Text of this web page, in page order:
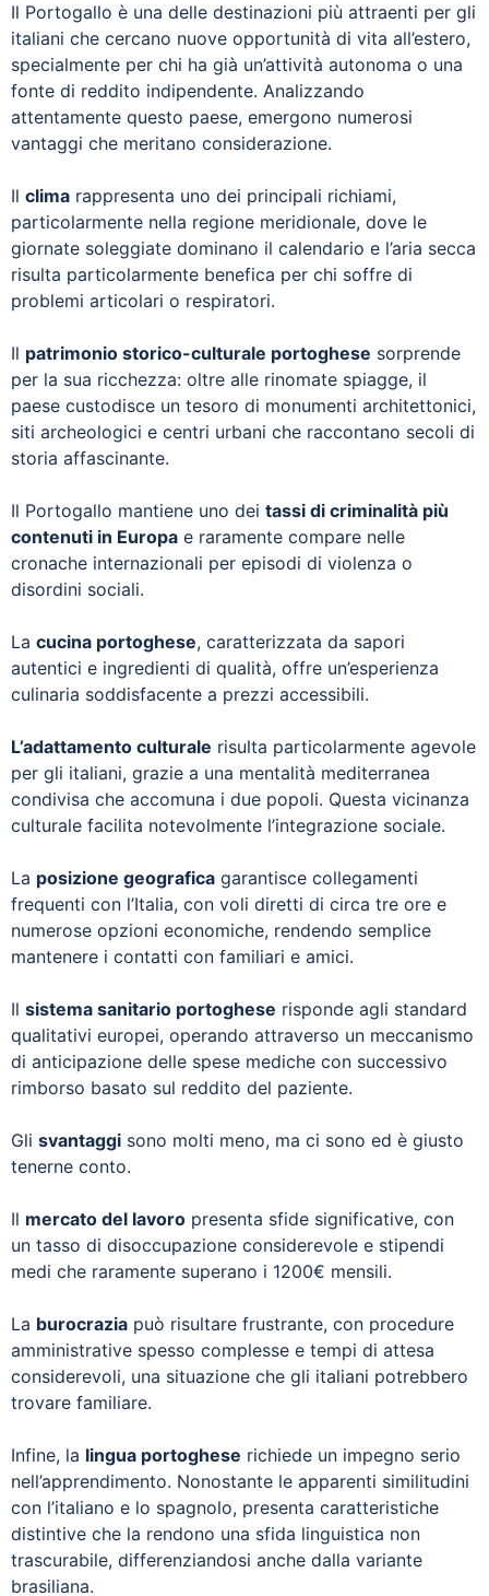
Il Portogallo è una delle destinazioni più attraenti per gli
italiani che cercano nuove opportunità di vita all’estero,
specialmente per chi ha già un’attività autonoma o una
fonte di reddito indipendente. Analizzando
attentamente questo paese, emergono numerosi
vantaggi che meritano considerazione.
Il clima rappresenta uno dei principali richiami,
particolarmente nella regione meridionale, dove le
giornate soleggiate dominano il calendario e l’aria secca
risulta particolarmente benefica per chi soffre di
problemi articolari o respiratori.
Il patrimonio storico-culturale portoghese sorprende
per la sua ricchezza: oltre alle rinomate spiagge, il
paese custodisce un tesoro di monumenti architettonici,
siti archeologici e centri urbani che raccontano secoli di
storia affascinante.
Il Portogallo mantiene uno dei tassi di criminalità più
contenuti in Europa e raramente compare nelle
cronache internazionali per episodi di violenza o
disordini sociali.
La cucina portoghese, caratterizzata da sapori
autentici e ingredienti di qualità, offre un’esperienza
culinaria soddisfacente a prezzi accessibili.
L’adattamento culturale risulta particolarmente agevole
per gli italiani, grazie a una mentalità mediterranea
condivisa che accomuna i due popoli. Questa vicinanza
culturale facilita notevolmente l’integrazione sociale.
La posizione geografica garantisce collegamenti
frequenti con l’Italia, con voli diretti di circa tre ore e
numerose opzioni economiche, rendendo semplice
mantenere i contatti con familiari e amici.
Il sistema sanitario portoghese risponde agli standard
qualitativi europei, operando attraverso un meccanismo
di anticipazione delle spese mediche con successivo
rimborso basato sul reddito del paziente.
Gli svantaggi sono molti meno, ma ci sono ed è giusto
tenerne conto.
Il mercato del lavoro presenta sfide significative, con
un tasso di disoccupazione considerevole e stipendi
medi che raramente superano i 1200€ mensili.
La burocrazia può risultare frustrante, con procedure
amministrative spesso complesse e tempi di attesa
considerevoli, una situazione che gli italiani potrebbero
trovare familiare.
Infine, la lingua portoghese richiede un impegno serio
nell’apprendimento. Nonostante le apparenti similitudini
con l’italiano e lo spagnolo, presenta caratteristiche
distintive che la rendono una sfida linguistica non
trascurabile, differenziandosi anche dalla variante
brasiliana.